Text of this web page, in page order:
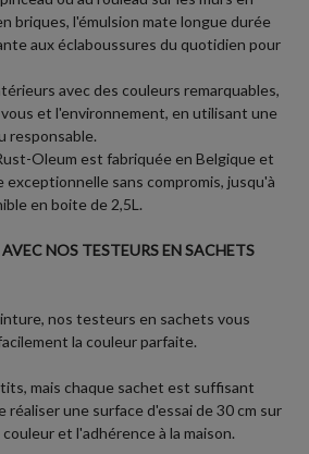
briques, l'émulsion mate longue durée
aux éclaboussures du quotidien pour
avec des couleurs remarquables,
et l'environnement, en utilisant une
responsable.
Oleum est fabriquée en Belgique et
sans compromis, jusqu'à
en boite de 2,5L.
NOS TESTEURS EN SACHETS
nos testeurs en sachets vous
la couleur parfaite.
mais chaque sachet est suffisant
une surface d'essai de 30 cm sur
et l'adhérence à la maison.